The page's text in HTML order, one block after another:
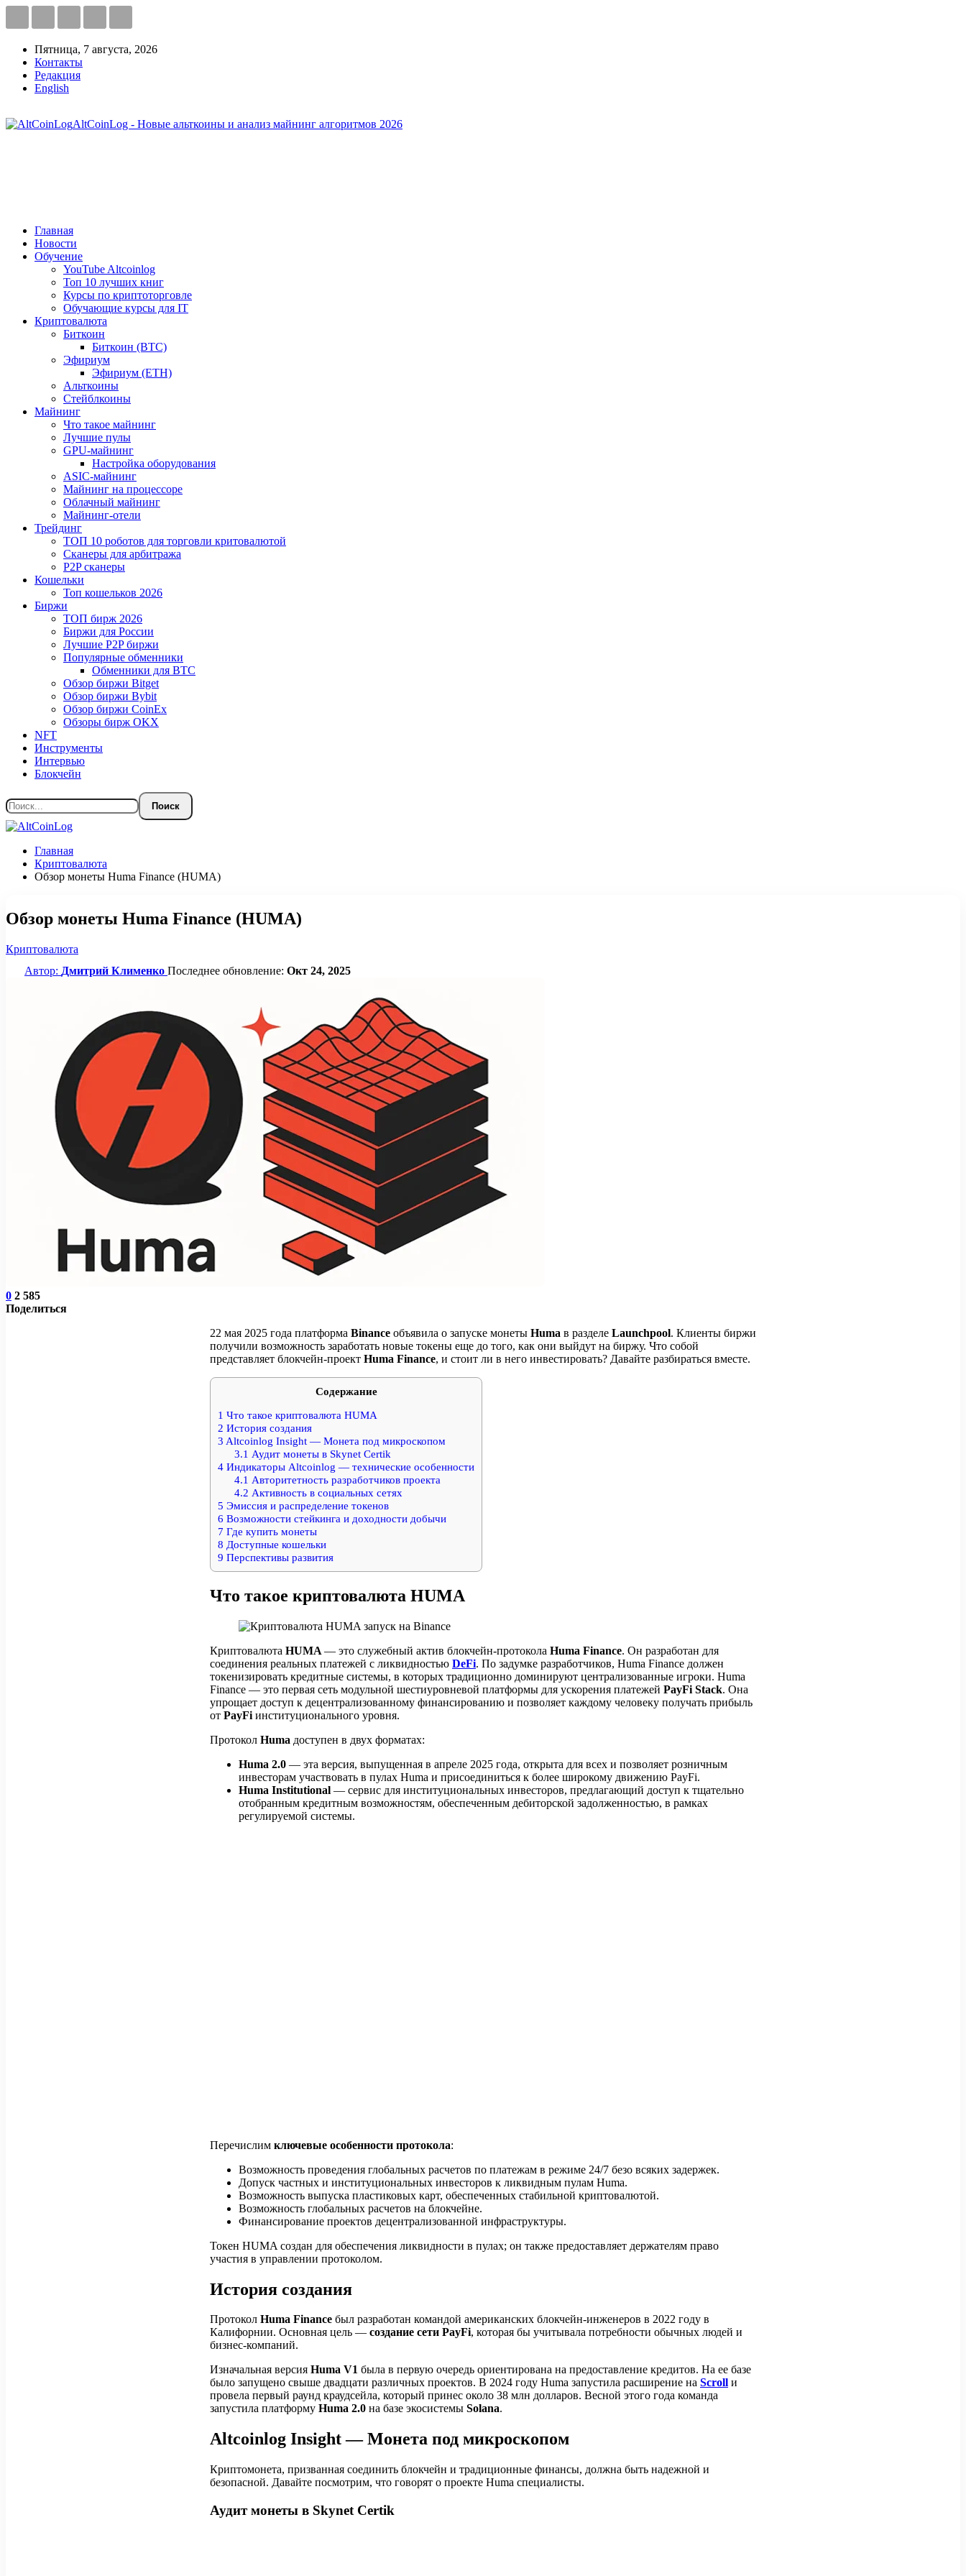
Пятница, 7 августа, 2026
Контакты
Редакция
English
AltCoinLog - Новые альткоины и анализ майнинг алгоритмов 2026
Главная
Новости
Обучение
YouTube Altcoinlog
Топ 10 лучших книг
Курсы по криптоторговле
Обучающие курсы для IT
Криптовалюта
Биткоин
Биткоин (BTC)
Эфириум
Эфириум (ETH)
Альткоины
Стейблкоины
Майнинг
Что такое майнинг
Лучшие пулы
GPU-майнинг
Настройка оборудования
ASIC-майнинг
Майнинг на процессоре
Облачный майнинг
Майнинг-отели
Трейдинг
ТОП 10 роботов для торговли критовалютой
Сканеры для арбитража
P2P сканеры
Кошельки
Топ кошельков 2026
Биржи
ТОП бирж 2026
Биржи для России
Лучшие P2P биржи
Популярные обменники
Обменники для BTC
Обзор биржи Bitget
Обзор биржи Bybit
Обзор биржи CoinEx
Обзоры бирж OKX
NFT
Инструменты
Интервью
Блокчейн
Главная
Криптовалюта
Обзор монеты Huma Finance (HUMA)
Обзор монеты Huma Finance (HUMA)
Криптовалюта
Автор: Дмитрий Клименко Последнее обновление: Окт 24, 2025
0 2 585
Поделиться
22 мая 2025 года платформа Binance объявила о запуске монеты Huma в разделе Launchpool. Клиенты биржи
получили возможность заработать новые токены еще до того, как они выйдут на биржу. Что собой
представляет блокчейн-проект Huma Finance, и стоит ли в него инвестировать? Давайте разбираться вместе.
Содержание
1 Что такое криптовалюта HUMA
2 История создания
3 Altcoinlog Insight — Монета под микроскопом
3.1 Аудит монеты в Skynet Certik
4 Индикаторы Altcoinlog — технические особенности
4.1 Авторитетность разработчиков проекта
4.2 Активность в социальных сетях
5 Эмиссия и распределение токенов
6 Возможности стейкинга и доходности добычи
7 Где купить монеты
8 Доступные кошельки
9 Перспективы развития
Что такое криптовалюта HUMA
Криптовалюта HUMA — это служебный актив блокчейн-протокола Huma Finance. Он разработан для
соединения реальных платежей с ликвидностью DeFi. По задумке разработчиков, Huma Finance должен
токенизировать кредитные системы, в которых традиционно доминируют централизованные игроки. Huma
Finance — это первая сеть модульной шестиуровневой платформы для ускорения платежей PayFi Stack. Она
упрощает доступ к децентрализованному финансированию и позволяет каждому человеку получать прибыль
от PayFi институционального уровня.
Протокол Huma доступен в двух форматах:
Huma 2.0 — эта версия, выпущенная в апреле 2025 года, открыта для всех и позволяет розничным
инвесторам участвовать в пулах Huma и присоединиться к более широкому движению PayFi.
Huma Institutional — сервис для институциональных инвесторов, предлагающий доступ к тщательно
отобранным кредитным возможностям, обеспеченным дебиторской задолженностью, в рамках
регулируемой системы.
Перечислим ключевые особенности протокола:
Возможность проведения глобальных расчетов по платежам в режиме 24/7 безо всяких задержек.
Допуск частных и институциональных инвесторов к ликвидным пулам Huma.
Возможность выпуска пластиковых карт, обеспеченных стабильной криптовалютой.
Возможность глобальных расчетов на блокчейне.
Финансирование проектов децентрализованной инфраструктуры.
Токен HUMA создан для обеспечения ликвидности в пулах; он также предоставляет держателям право
участия в управлении протоколом.
История создания
Протокол Huma Finance был разработан командой американских блокчейн-инженеров в 2022 году в
Калифорнии. Основная цель — создание сети PayFi, которая бы учитывала потребности обычных людей и
бизнес-компаний.
Изначальная версия Huma V1 была в первую очередь ориентирована на предоставление кредитов. На ее базе
было запущено свыше двадцати различных проектов. В 2024 году Huma запустила расширение на Scroll и
провела первый раунд краудсейла, который принес около 38 млн долларов. Весной этого года команда
запустила платформу Huma 2.0 на базе экосистемы Solana.
Altcoinlog Insight — Монета под микроскопом
Криптомонета, призванная соединить блокчейн и традиционные финансы, должна быть надежной и
безопасной. Давайте посмотрим, что говорят о проекте Huma специалисты.
Аудит монеты в Skynet Certik